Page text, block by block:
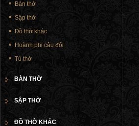
Bàn thờ
Sập thờ
Đồ thờ khác
Hoành phi câu đối
Tủ thờ
BÀN THỜ
SẬP THỜ
ĐỒ THỜ KHÁC